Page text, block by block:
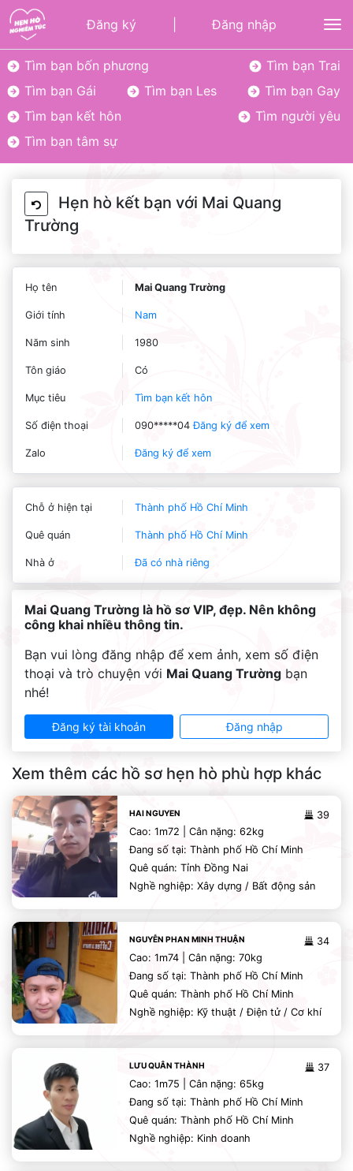
Đăng ký Đăng nhập
Tìm bạn bốn phương
Tìm bạn Trai
Tìm bạn Gái
Tìm bạn Les
Tìm bạn Gay
Tìm bạn kết hôn
Tìm người yêu
Tìm bạn tâm sự
Hẹn hò kết bạn với Mai Quang
Trường
Họ tên Mai Quang Trường
Giới tính Nam
Năm sinh 1980
Tôn giáo Có
Mục tiêu Tìm bạn kết hôn
Số điện thoại 090*****04Đăng ký để xem
Zalo Đăng ký để xem
Chỗ ở hiện tại Thành phố Hồ Chí Minh
Quê quán Thành phố Hồ Chí Minh
Nhà ở Đã có nhà riêng
Mai Quang Trường là hồ sơ VIP, đẹp. Nên không
công khai nhiều thông tin.
Bạn vui lòng đăng nhập để xem ảnh, xem số điện
thoại và trò chuyện với Mai Quang Trường bạn
nhé!
Đăng ký tài khoản Đăng nhập
Xem thêm các hồ sơ hẹn hò phù hợp khác
39
HAI NGUYEN
Cao: 1m72 | Cân nặng: 62kg
Đang số tại: Thành phố Hồ Chí Minh
Quê quán: Tỉnh Đồng Nai
Nghề nghiệp: Xây dựng / Bất động sản
34
NGUYỄN PHAN MINH THUẬN
Cao: 1m74 | Cân nặng: 70kg
Đang số tại: Thành phố Hồ Chí Minh
Quê quán: Thành phố Hồ Chí Minh
Nghề nghiệp: Kỹ thuật / Điện tử / Cơ khí
37
LƯU QUÂN THÀNH
Cao: 1m75 | Cân nặng: 65kg
Đang số tại: Thành phố Hồ Chí Minh
Quê quán: Thành phố Hồ Chí Minh
Nghề nghiệp: Kinh doanh